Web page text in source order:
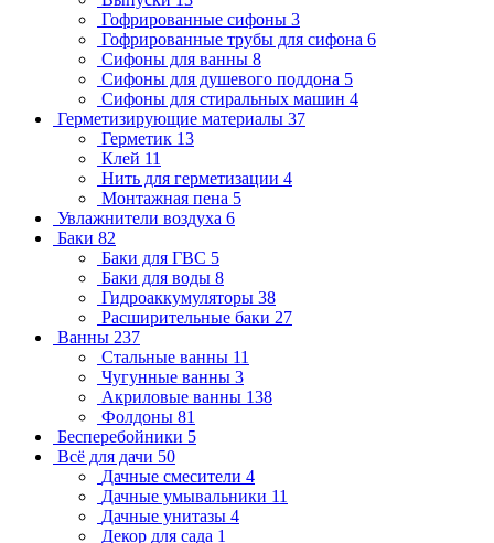
Гофрированные сифоны 3
Гофрированные трубы для сифона 6
Сифоны для ванны 8
Сифоны для душевого поддона 5
Сифоны для стиральных машин 4
Герметизирующие материалы 37
Герметик 13
Клей 11
Нить для герметизации 4
Монтажная пена 5
Увлажнители воздуха 6
Баки 82
Баки для ГВС 5
Баки для воды 8
Гидроаккумуляторы 38
Расширительные баки 27
Ванны 237
Стальные ванны 11
Чугунные ванны 3
Акриловые ванны 138
Фолдоны 81
Бесперебойники 5
Всё для дачи 50
Дачные смесители 4
Дачные умывальники 11
Дачные унитазы 4
Декор для сада 1